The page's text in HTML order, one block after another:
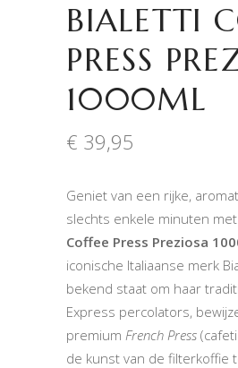
BIALETTI
PRESS
1000ML
€ 39,95
Geniet van een rijke,
slechts enkele minuten
Coffee Press Preziosa
iconische Italiaanse merk
bekend staat om haar
Express percolators,
premium French Press
de kunst van de filterkoffie